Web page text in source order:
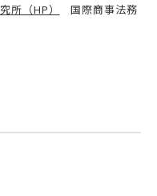
所（HP）
国際商事法務